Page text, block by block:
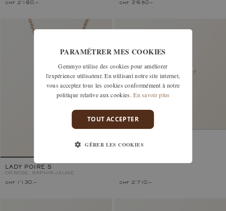
chf 2'180.– chf 3'650.–
LADY POIRE S
OR ROSE, SAPHIR JAUNE
chf 1'130.–
OR ROSE, SAPHIR JAUNE
chf 2'710.–
PARAMÉTRER MES COOKIES
Gemmyo utilise des cookies pour améliorer
l'expérience utilisateur. En utilisant notre site internet,
vous acceptez tous les cookies conformément à notre
politique relative aux cookies. En savoir plus
TOUT ACCEPTER
GÉRER LES COOKIES